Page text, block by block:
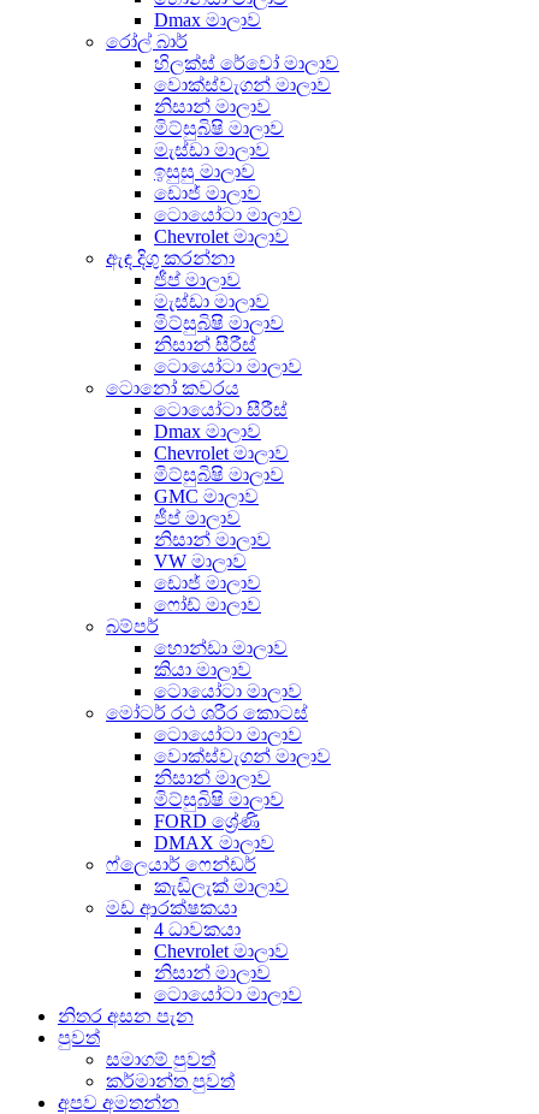
Dmax මාලාව
රෝල් බාර්
හිලක්ස් රේවෝ මාලාව
වොක්ස්වැගන් මාලාව
නිසාන් මාලාව
මිට්සුබිෂි මාලාව
මැස්ඩා මාලාව
ඉසුසු මාලාව
ඩොජ් මාලාව
ටොයෝටා මාලාව
Chevrolet මාලාව
ඇඳ දිගු කරන්නා
ජීප් මාලාව
මැස්ඩා මාලාව
මිට්සුබිෂි මාලාව
නිසාන් සීරීස්
ටොයෝටා මාලාව
ටොනෝ කවරය
ටොයෝටා සීරීස්
Dmax මාලාව
Chevrolet මාලාව
මිට්සුබිෂි මාලාව
GMC මාලාව
ජීප් මාලාව
නිසාන් මාලාව
VW මාලාව
ඩොජ් මාලාව
ෆෝඩ් මාලාව
බම්පර්
හොන්ඩා මාලාව
කියා මාලාව
ටොයෝටා මාලාව
මෝටර් රථ ශරීර කොටස්
ටොයෝටා මාලාව
වොක්ස්වැගන් මාලාව
නිසාන් මාලාව
මිට්සුබිෂි මාලාව
FORD ශ්‍රේණි
DMAX මාලාව
ෆ්ලෙයාර් ෆෙන්ඩර්
කැඩිලැක් මාලාව
මඩ ආරක්ෂකයා
4 ධාවකයා
Chevrolet මාලාව
නිසාන් මාලාව
ටොයෝටා මාලාව
නිතර අසන පැන
පුවත්
සමාගම් පුවත්
කර්මාන්ත පුවත්
අපව අමතන්න